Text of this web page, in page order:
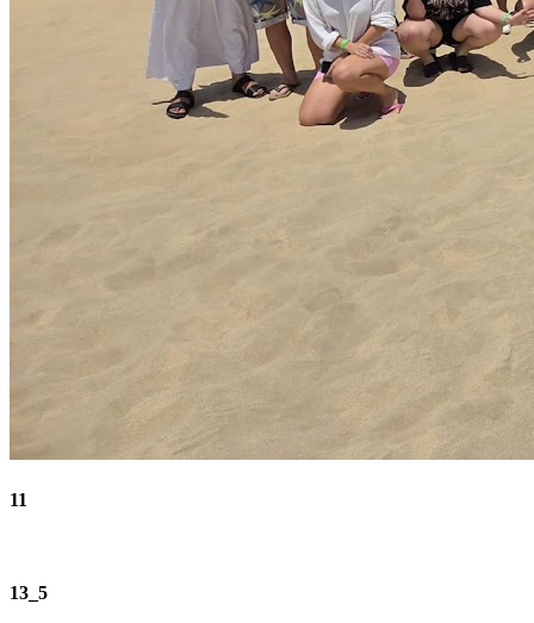
11
13_5